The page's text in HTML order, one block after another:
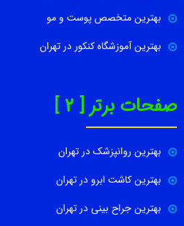
بهترین متخصص پوست و مو
بهترین آموزشگاه کنکور در تهران
صفحات برتر [ 2 ]
بهترین روانپزشک در تهران
بهترین کاشت ابرو در تهران
بهترین جراح بینی در تهران